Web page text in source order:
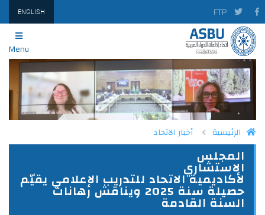
FTP
ENGLISH
Menu
الرئيسية
أخبار الاتحاد
المجلس
الاستشاري
لأكاديمية الاتحاد للتدريب الإعلامي يقيّم
حصيلة سنة 2025 ويناقش رهانات
السنة القادمة